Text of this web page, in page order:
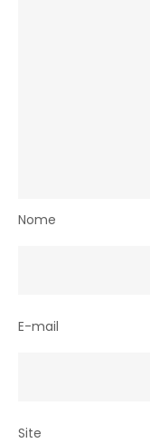
Nome
E-mail
Site